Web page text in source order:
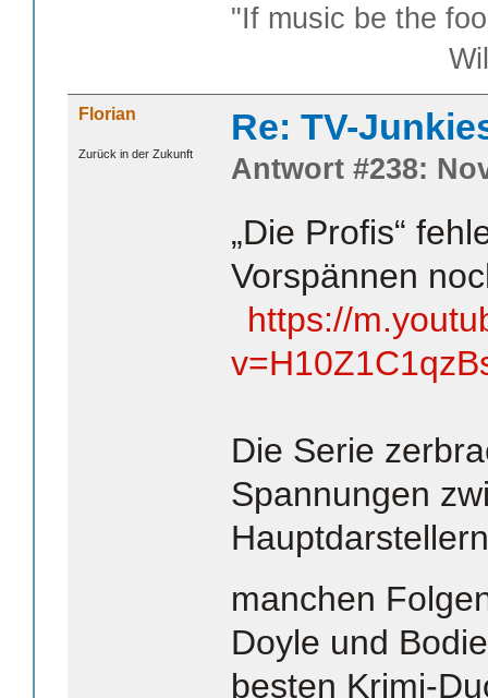
"If music be the
William
Florian
Zurück in der Zukunft
Re: TV-
Antwort #238:
„Die Profis“
Vorspännen
https://
Die Serie
Spannungen
manchen
Doyle und
besten Krimi-